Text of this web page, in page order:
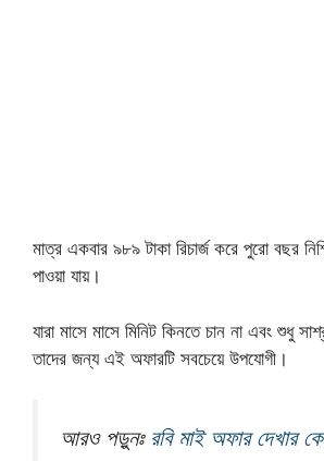
মাত্র একবার ৯৮৯ টাকা রিচার্জ করে পুরো বছর
পাওয়া যায়।
যারা মাসে মাসে মিনিট কিনতে চান না এবং শুধু
তাদের জন্য এই অফারটি সবচেয়ে উপযোগী।
আরও পড়ুনঃ রবি মাই অফার দেখার